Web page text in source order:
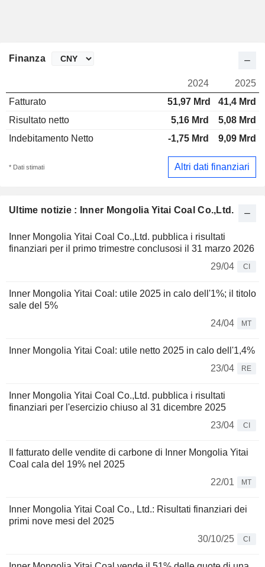
Ultime notizie : Inner Mongolia Yitai Coal Co.,Ltd.
Inner Mongolia Yitai Coal Co.,Ltd. pubblica i risultati
finanziari per il primo trimestre conclusosi il 31 marzo 2026
29/04
CI
Inner Mongolia Yitai Coal: utile 2025 in calo dell'1%; il titolo
sale del 5%
24/04
MT
Inner Mongolia Yitai Coal: utile netto 2025 in calo dell'1,4%
23/04
RE
Inner Mongolia Yitai Coal Co.,Ltd. pubblica i risultati
finanziari per l'esercizio chiuso al 31 dicembre 2025
23/04
CI
Il fatturato delle vendite di carbone di Inner Mongolia Yitai
Coal cala del 19% nel 2025
22/01
MT
Inner Mongolia Yitai Coal Co., Ltd.: Risultati finanziari dei
primi nove mesi del 2025
30/10/25
CI
Finanza
2024
2025
Fatturato
51,97 Mrd
41,4 Mrd
Risultato netto
5,16 Mrd
5,08 Mrd
Indebitamento Netto
-1,75 Mrd 9,09 Mrd
* Dati stimati Altri dati finanziari